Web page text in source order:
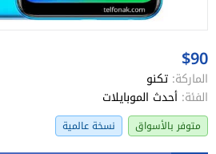
$90
الماركة: تكنو
الفئة: أحدث الموبايلات
متوفر بالأسواق نسخة عالمية